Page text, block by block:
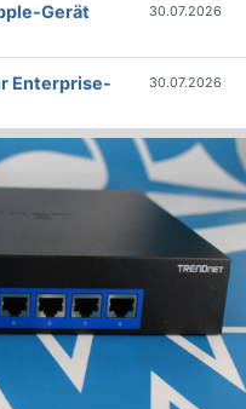
Gerät
30.07.2026
Enterprise-
30.07.2026